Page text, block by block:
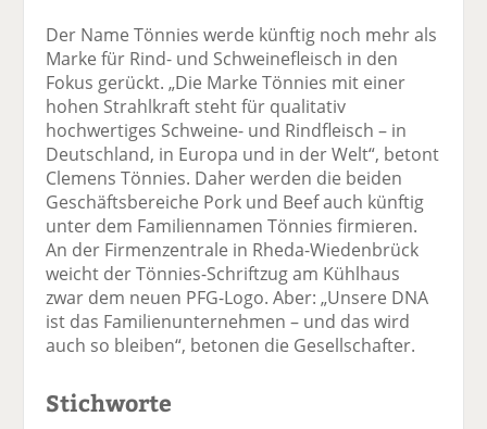
Der Name Tönnies werde künftig noch mehr als
Marke für Rind- und Schweinefleisch in den
Fokus gerückt. „Die Marke Tönnies mit einer
hohen Strahlkraft steht für qualitativ
hochwertiges Schweine- und Rindfleisch – in
Deutschland, in Europa und in der Welt“, betont
Clemens Tönnies. Daher werden die beiden
Geschäftsbereiche Pork und Beef auch künftig
unter dem Familiennamen Tönnies firmieren.
An der Firmenzentrale in Rheda-Wiedenbrück
weicht der Tönnies-Schriftzug am Kühlhaus
zwar dem neuen PFG-Logo. Aber: „Unsere DNA
ist das Familienunternehmen – und das wird
auch so bleiben“, betonen die Gesellschafter.
Stichworte